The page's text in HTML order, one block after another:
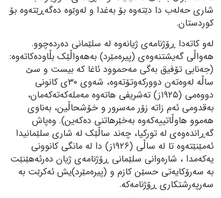
شاری حەلەب دا دێتەوە بۆ بەغدا و لەوێوە دەگەڕێتەوە بۆ
کوردستان.
لەو کاتەدا ڕۆژنامەی ژیانەوە لە سلێمانی دەردەچوو.
ھەواڵی گەیشتنەوەی (پیرەمێرد) بەھەواڵێک بڵاودەکاتەوە:
(جەنابی تۆفیق بەگی مەحموود ئاغا کە بیست و سێ
ساڵە لەوەتەن دوورکەوتۆتەوە، شەوی ٣٠ی کانونی
دووەمی (١٩٢٥ز) تەشریفی ھاتەوە مەملەکەتەکەمان،
بەقدومی ئەم زاتە زۆر مەسرور و خۆشحاڵین، بەناوی
ھەموو ھاوڵاتییەکەوە بەخێرھاتنی دەکەین). وەپاش
گەڕاندەوەی لە تورکیا، چەند ساڵێک لە شاری سلێمانیدا
ئەمێنێتەوە تا لە ساڵی (١٩٢٦ز) دا لە مانگی کانوونی
یەکەمدا ، شارەوانی سلێمانی ڕۆژنامەی ژیان دەرئەھێنێت
بە سەرۆکایەتی حسێن کازم و (پیرەمێرد)یش ئەکرێت بە
سەرپەرشتکاری ڕۆژنامەکە.